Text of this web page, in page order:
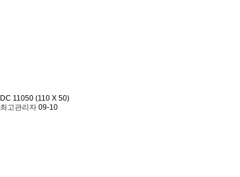
DC 11050 (110 X 50)
최고관리자 09-10